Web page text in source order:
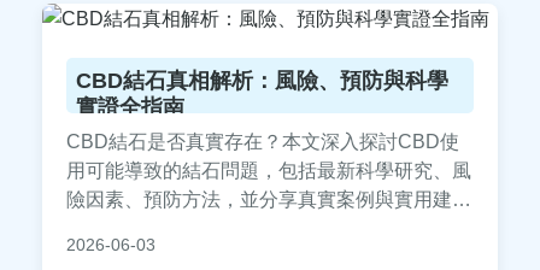
CBD結石真相解析：風險、預防與科學
實證全指南
CBD結石是否真實存在？本文深入探討CBD使
用可能導致的結石問題，包括最新科學研究、風
險因素、預防方法，並分享真實案例與實用建
慮。
2026-06-03